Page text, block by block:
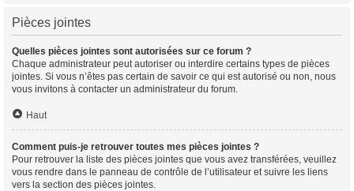
Pièces jointes
Quelles pièces jointes sont autorisées sur ce forum ?
Chaque administrateur peut autoriser ou interdire certains types de pièces
jointes. Si vous n’êtes pas certain de savoir ce qui est autorisé ou non, nous
vous invitons à contacter un administrateur du forum.
Haut
Comment puis-je retrouver toutes mes pièces jointes ?
Pour retrouver la liste des pièces jointes que vous avez transférées, veuillez
vous rendre dans le panneau de contrôle de l’utilisateur et suivre les liens
vers la section des pièces jointes.